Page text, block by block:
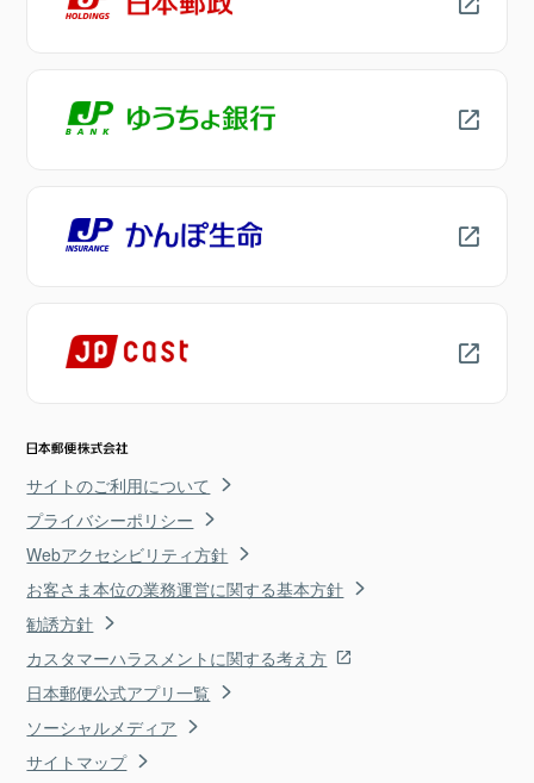
サイトのご利用について
プライバシーポリシー
Webアクセシビリティ方針
お客さま本位の業務運営に関する基本方針
勧誘方針
カスタマーハラスメントに関する考え方
日本郵便公式アプリ一覧
ソーシャルメディア
サイトマップ